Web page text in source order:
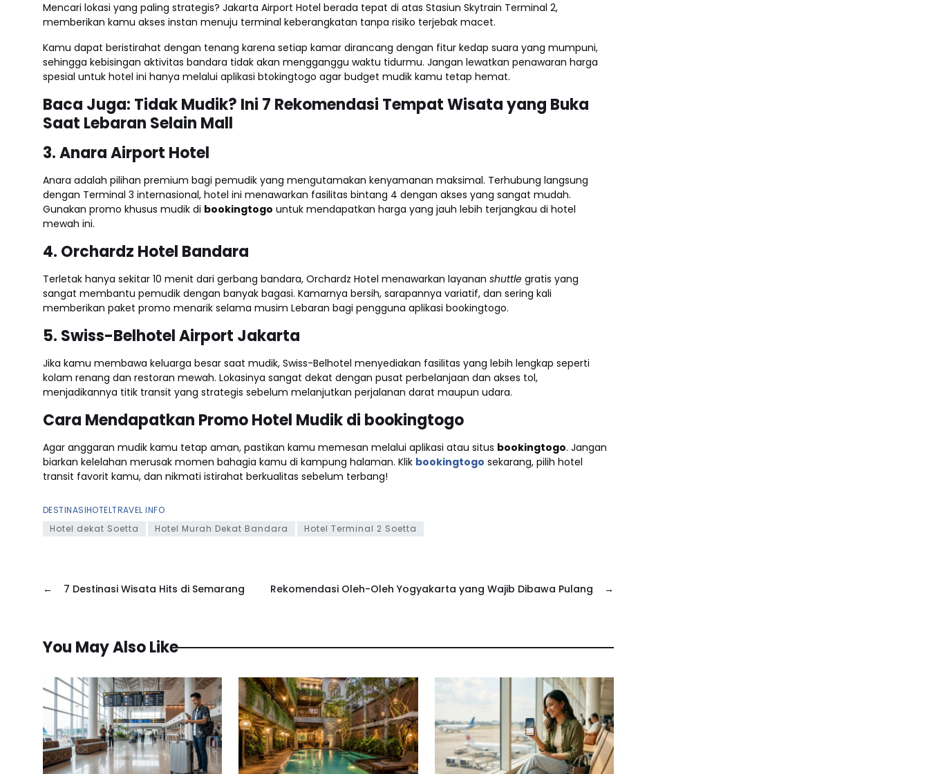
Mencari lokasi yang paling strategis? Jakarta Airport Hotel berada tepat di atas Stasiun Skytrain Terminal 2,
memberikan kamu akses instan menuju terminal keberangkatan tanpa risiko terjebak macet.
Kamu dapat beristirahat dengan tenang karena setiap kamar dirancang dengan fitur kedap suara yang mumpuni,
sehingga kebisingan aktivitas bandara tidak akan mengganggu waktu tidurmu. Jangan lewatkan penawaran harga
spesial untuk hotel ini hanya melalui aplikasi btokingtogo agar budget mudik kamu tetap hemat.
Baca Juga: Tidak Mudik? Ini 7 Rekomendasi Tempat Wisata yang Buka
Saat Lebaran Selain Mall
3. Anara Airport Hotel
Anara adalah pilihan premium bagi pemudik yang mengutamakan kenyamanan maksimal. Terhubung langsung
dengan Terminal 3 internasional, hotel ini menawarkan fasilitas bintang 4 dengan akses yang sangat mudah.
Gunakan promo khusus mudik di bookingtogo untuk mendapatkan harga yang jauh lebih terjangkau di hotel
mewah ini.
4. Orchardz Hotel Bandara
Terletak hanya sekitar 10 menit dari gerbang bandara, Orchardz Hotel menawarkan layanan shuttle gratis yang
sangat membantu pemudik dengan banyak bagasi. Kamarnya bersih, sarapannya variatif, dan sering kali
memberikan paket promo menarik selama musim Lebaran bagi pengguna aplikasi bookingtogo.
5. Swiss-Belhotel Airport Jakarta
Jika kamu membawa keluarga besar saat mudik, Swiss-Belhotel menyediakan fasilitas yang lebih lengkap seperti
kolam renang dan restoran mewah. Lokasinya sangat dekat dengan pusat perbelanjaan dan akses tol,
menjadikannya titik transit yang strategis sebelum melanjutkan perjalanan darat maupun udara.
Cara Mendapatkan Promo Hotel Mudik di bookingtogo
Agar anggaran mudik kamu tetap aman, pastikan kamu memesan melalui aplikasi atau situs bookingtogo. Jangan
biarkan kelelahan merusak momen bahagia kamu di kampung halaman. Klik bookingtogo sekarang, pilih hotel
transit favorit kamu, dan nikmati istirahat berkualitas sebelum terbang!
DESTINASIHOTELTRAVEL INFO
Hotel dekat Soetta
Hotel Murah Dekat Bandara Hotel Terminal 2 Soetta
← 7 Destinasi Wisata Hits di Semarang →
Rekomendasi Oleh-Oleh Yogyakarta yang Wajib Dibawa Pulang
You May Also Like